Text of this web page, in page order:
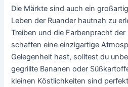
Die Märkte sind auch ein
Leben der Ruander hautnah zu
Treiben und die Farbenpracht
schaffen eine einzigartige
Gelegenheit hast, solltest du
gegrillte Bananen oder
kleinen Köstlichkeiten sind